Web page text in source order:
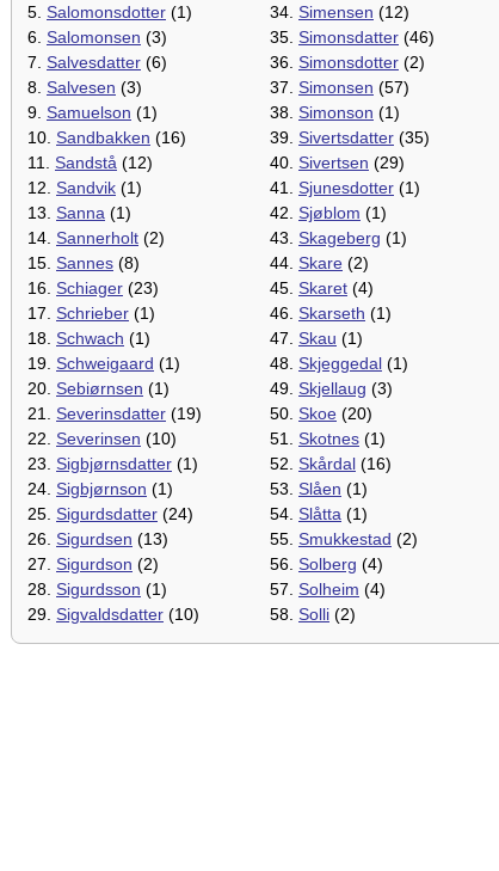
5. Salomonsdotter (1)
6. Salomonsen (3)
7. Salvesdatter (6)
8. Salvesen (3)
9. Samuelson (1)
10. Sandbakken (16)
11. Sandstå (12)
12. Sandvik (1)
13. Sanna (1)
14. Sannerholt (2)
15. Sannes (8)
16. Schiager (23)
17. Schrieber (1)
18. Schwach (1)
19. Schweigaard (1)
20. Sebiørnsen (1)
21. Severinsdatter (19)
22. Severinsen (10)
23. Sigbjørnsdatter (1)
24. Sigbjørnson (1)
25. Sigurdsdatter (24)
26. Sigurdsen (13)
27. Sigurdson (2)
28. Sigurdsson (1)
29. Sigvaldsdatter (10)
34. Simensen (12)
35. Simonsdatter (46)
36. Simonsdotter (2)
37. Simonsen (57)
38. Simonson (1)
39. Sivertsdatter (35)
40. Sivertsen (29)
41. Sjunesdotter (1)
42. Sjøblom (1)
43. Skageberg (1)
44. Skare (2)
45. Skaret (4)
46. Skarseth (1)
47. Skau (1)
48. Skjeggedal (1)
49. Skjellaug (3)
50. Skoe (20)
51. Skotnes (1)
52. Skårdal (16)
53. Slåen (1)
54. Slåtta (1)
55. Smukkestad (2)
56. Solberg (4)
57. Solheim (4)
58. Solli (2)